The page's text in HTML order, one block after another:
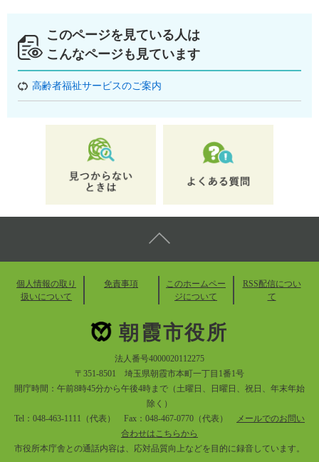
このページを見ている人は
こんなページも見ています
高齢者福祉サービスのご案内
個人情報の取り
扱いについて
免責事項
このホームペー
ジについて
RSS配信につい
て
朝霞市役所
法人番号4000020112275
〒351-8501 埼玉県朝霞市本町一丁目1番1号
開庁時間：午前8時45分から午後4時まで（土曜日、日曜日、祝日、年末年始
除く）
Tel：048-463-1111（代表） Fax：048-467-0770（代表）
メールでのお問い
合わせはこちらから
市役所本庁舎との通話内容は、応対品質向上などを目的に録音しています。